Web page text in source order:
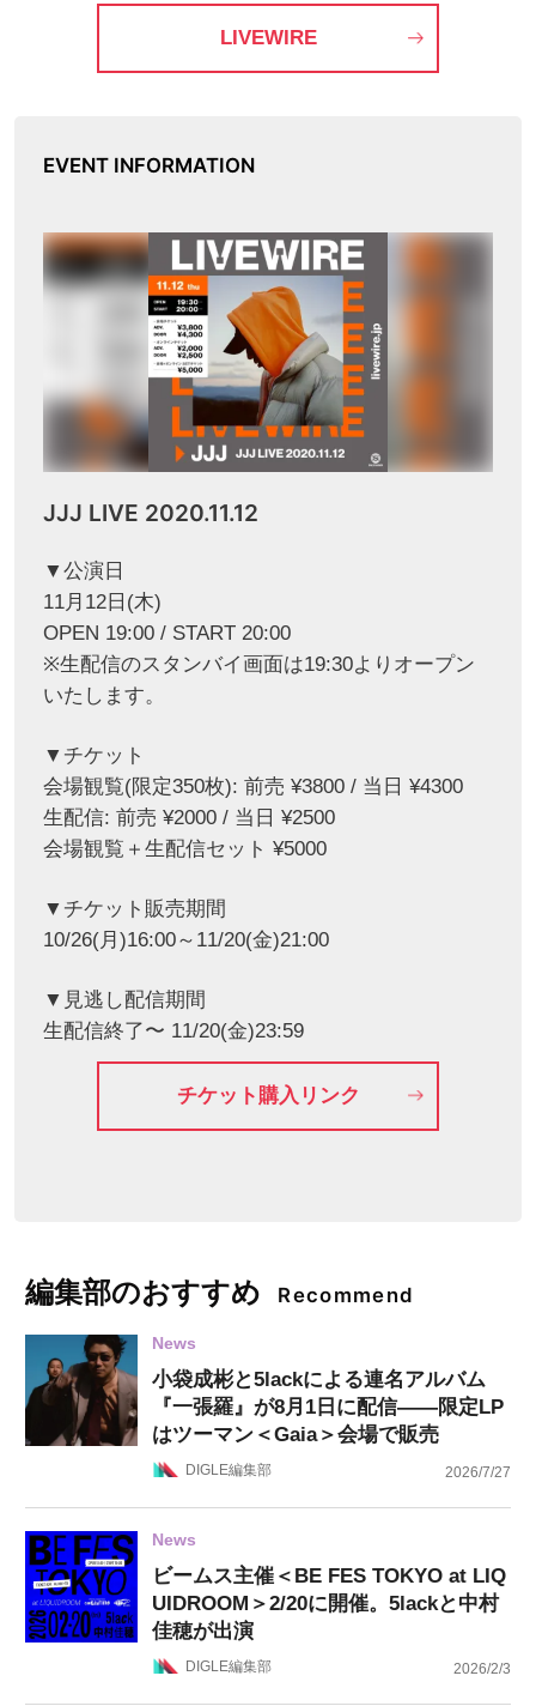
LIVEWIRE
EVENT INFORMATION
JJJ LIVE 2020.11.12
▼公演日
11月12日(木)
OPEN 19:00 / START 20:00
※生配信のスタンバイ画面は19:30よりオープン
いたします。
▼チケット
会場観覧(限定350枚): 前売 ¥3800 / 当日 ¥4300
生配信: 前売 ¥2000 / 当日 ¥2500
会場観覧＋生配信セット ¥5000
▼チケット販売期間
10/26(月)16:00～11/20(金)21:00
▼見逃し配信期間
生配信終了〜 11/20(金)23:59
チケット購入リンク
編集部のおすすめ Recommend
News
小袋成彬と5lackによる連名アルバム
『一張羅』が8月1日に配信——限定LP
はツーマン＜Gaia＞会場で販売
DIGLE編集部 2026/7/27
News
ビームス主催＜BE FES TOKYO at LIQ
UIDROOM＞2/20に開催。5lackと中村
佳穂が出演
DIGLE編集部 2026/2/3